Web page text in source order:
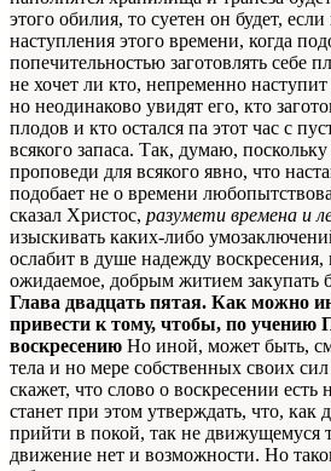
этого обилия, то суетен он будет,
наступления этого времени, когда
попечительностью заготовлять себе
не хочет ли кто, непременно
но неодинаково увидят его, кто
плодов и кто остался па этот час с
всякого запаса. Так, думаю,
проповеди для всякого явно, что
подобает не о времени
сказал Христос, разумети времена и
изыскивать каких-либо
ослабит в душе надежду
ожидаемое, добрым житием закупать
Глава двадцать пятая. Как можно
привести к тому, чтобы, по учению
воскресению Но иной, может быть,
тела и но мере собственных своих
скажет, что слово о воскресении есть
станет при этом утверждать, что, как
прийти в покой, так не движущемуся
движение нет и возможности. Но